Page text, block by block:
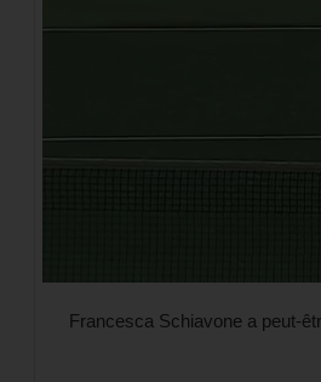
Francesca Schiavone a peut-